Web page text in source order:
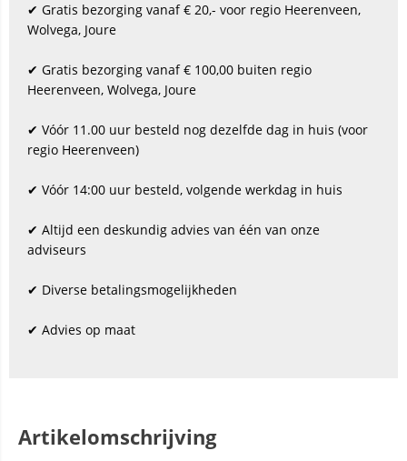
✔ Gratis bezorging vanaf € 20,- voor regio Heerenveen,
Wolvega, Joure
✔ Gratis bezorging vanaf € 100,00 buiten regio
Heerenveen, Wolvega, Joure
✔ Vóór 11.00 uur besteld nog dezelfde dag in huis (voor
regio Heerenveen)
✔ Vóór 14:00 uur besteld, volgende werkdag in huis
✔ Altijd een deskundig advies van één van onze
adviseurs
✔ Diverse betalingsmogelijkheden
✔ Advies op maat
Artikelomschrijving